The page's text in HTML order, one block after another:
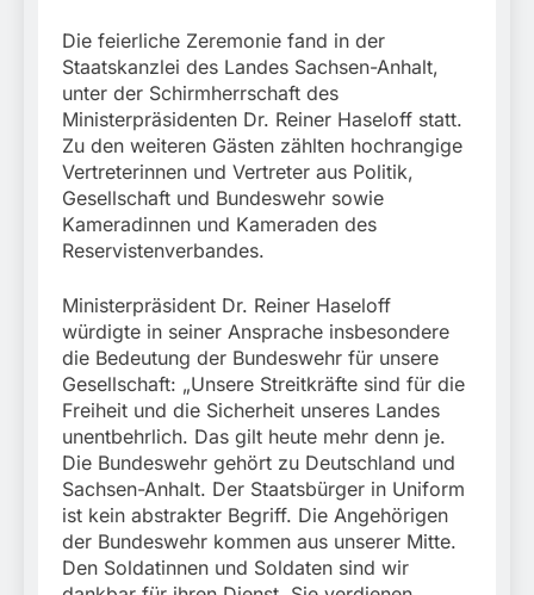
Beinahekollision an
Bahnübergang in Aubing
/ Bundespolizei ermittelt
wegen gefährlichen
Eingriffs in den
Bahnverkehr
5. August 2026
Die feierliche Zeremonie fand in der
Staatskanzlei des Landes Sachsen-Anhalt,
unter der Schirmherrschaft des
Ministerpräsidenten Dr. Reiner Haseloff statt.
Zu den weiteren Gästen zählten hochrangige
Vertreterinnen und Vertreter aus Politik,
Gesellschaft und Bundeswehr sowie
Kameradinnen und Kameraden des
Reservistenverbandes.
Ministerpräsident Dr. Reiner Haseloff
würdigte in seiner Ansprache insbesondere
die Bedeutung der Bundeswehr für unsere
Gesellschaft: „Unsere Streitkräfte sind für die
Freiheit und die Sicherheit unseres Landes
unentbehrlich. Das gilt heute mehr denn je.
Die Bundeswehr gehört zu Deutschland und
Sachsen-Anhalt. Der Staatsbürger in Uniform
ist kein abstrakter Begriff. Die Angehörigen
der Bundeswehr kommen aus unserer Mitte.
Den Soldatinnen und Soldaten sind wir